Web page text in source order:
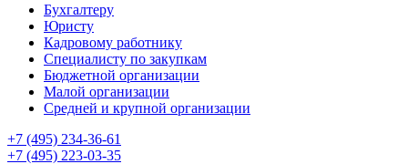
Бухгалтеру
Юристу
Кадровому работнику
Специалисту по закупкам
Бюджетной организации
Малой организации
Средней и крупной организации
+7 (495) 234-36-61
+7 (495) 223-03-35